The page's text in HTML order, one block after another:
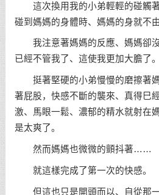
這次換用我的小弟輕輕的碰觸著
碰到媽媽的身體時、媽媽的身就
我注意著媽媽的反應、媽媽卻沒
已經不管我了、這使我更加大膽了。
挺著堅硬的小弟慢慢的磨擦著媽
著屁股，快感不斷的襲來、真得巳
激、馬眼一鬆、濃郁的精水就射在
是太爽了。
然而媽媽也微微的顫抖著……
就這樣完成了第一次的快感。
但這也只是開頭而以、自從那一